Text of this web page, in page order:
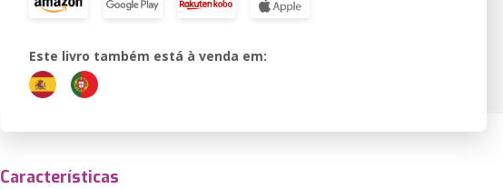
Este livro também está à venda em:
Características